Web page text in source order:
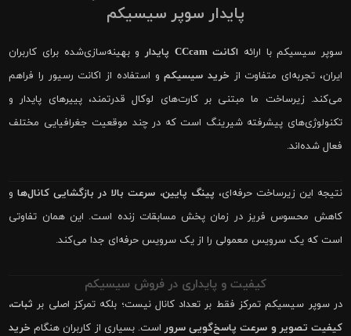
پایدار سوپر سیسیکم
سوپر سیسیکم با ارائه اکانت CCcam پایدار
و بهینه‌سازی‌شده برای کاربران
ایران، تجربه‌ای متفاوت از خرید سیسیکمو استفاده از اکانت رسیور را فراهم
می‌کند. زیرساخت ما مبتنی بر کارت‌های لوکال قدرتمند، پییرهای پایدار و
تکنولوژی‌های پیشرفته شیرینگ است که در چند موقعیت جغرافیایی مختلف
فعال شده‌اند.
نتیجه این زیرساخت حرفه‌ای، پینگ پایین، سرعت بالا در بازگشایی کانال‌هاو
کاهش محسوس فریز در زمان پخش مسابقات زنده است. این همان تفاوتی
است که یک سرویس معمولی را از یک سرویس حرفه‌ای جدا می‌کند.
کیفیت و پایداری در فروش سیسیکم
در سوپر سیسیکم تمرکز فقط بر تعداد کانال نیست؛ بلکه تمرکز اصلی بر ثبات،
کیفیت تصویر و سرعت پاسخ‌گویی سروراست. بسیاری از کاربران هنگام خرید